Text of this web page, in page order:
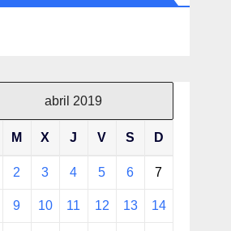
abril 2019
M X J V S D
2 3 4 5 6 7
9 10 11 12 13 14